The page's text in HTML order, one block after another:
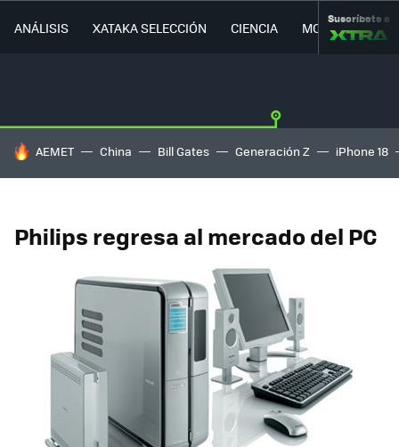
ANÁLISIS XATAKA SELECCIÓN CIENCIA MOVILIDAD
Suscríbete a
HOY SE HABLA DE
AEMET China Bill Gates Generación Z iPhone 18
Philips regresa al mercado del PC